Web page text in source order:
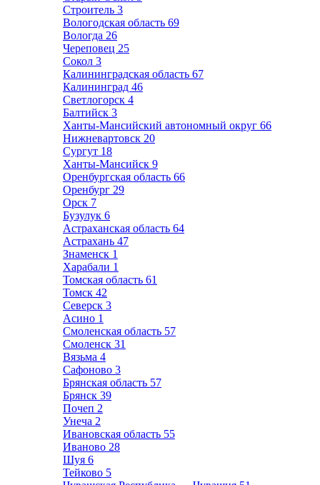
Строитель 3
Вологодская область 69
Вологда 26
Череповец 25
Сокол 3
Калининградская область 67
Калининград 46
Светлогорск 4
Балтийск 3
Ханты-Мансийский автономный округ 66
Нижневартовск 20
Сургут 18
Ханты-Мансийск 9
Оренбургская область 66
Оренбург 29
Орск 7
Бузулук 6
Астраханская область 64
Астрахань 47
Знаменск 1
Харабали 1
Томская область 61
Томск 42
Северск 3
Асино 1
Смоленская область 57
Смоленск 31
Вязьма 4
Сафоново 3
Брянская область 57
Брянск 39
Почеп 2
Унеча 2
Ивановская область 55
Иваново 28
Шуя 6
Тейково 5